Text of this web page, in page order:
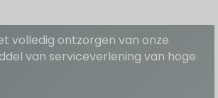
volledig ontzorgen van onze
van serviceverlening van hoge